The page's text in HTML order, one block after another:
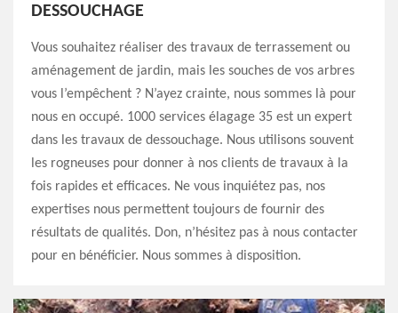
DESSOUCHAGE
Vous souhaitez réaliser des travaux de terrassement ou
aménagement de jardin, mais les souches de vos arbres
vous l’empêchent ? N’ayez crainte, nous sommes là pour
nous en occupé. 1000 services élagage 35 est un expert
dans les travaux de dessouchage. Nous utilisons souvent
les rogneuses pour donner à nos clients de travaux à la
fois rapides et efficaces. Ne vous inquiétez pas, nos
expertises nous permettent toujours de fournir des
résultats de qualités. Don, n’hésitez pas à nous contacter
pour en bénéficier. Nous sommes à disposition.